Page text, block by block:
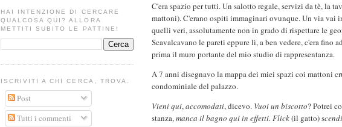
C'era spazio per tutti. Un salotto regale, servizi da tè, la
mattoni). C'erano ospiti immaginari ovunque. Un via vai
quelli veri, assolutamente non in grado di rispettare le
Scavalcavano le pareti eppure lì, a ben vedere, c'era fino
prima il muro portante del mio studio di rappresentanza.
A 7 anni disegnavo la mappa dei miei spazi coi mattoni
condominiale del palazzo.
Vieni qui,accomodati, dicevo. Vuoi un biscotto? Potrei
stanza,manca il bagno qui in effetti. Flick(il gatto) s
HAI INTENZIONE DI CERCARE
QUALCOSA QUI? ALLORA
METTITI SUBITO LE PATTINE!
ISCRIVITI A CHI CERCA, TROVA.
Post
Tutti i commenti